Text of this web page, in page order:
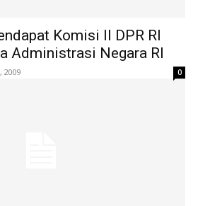
Komisi II DPR RI
Administrasi Negara RI
2009 0